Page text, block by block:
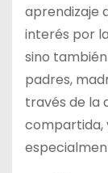
aprendizaje
interés por
sino
padres,
través de la
compartida,